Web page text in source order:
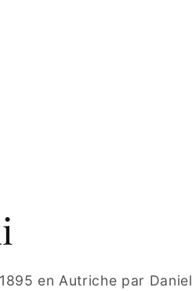
en Autriche par Daniel